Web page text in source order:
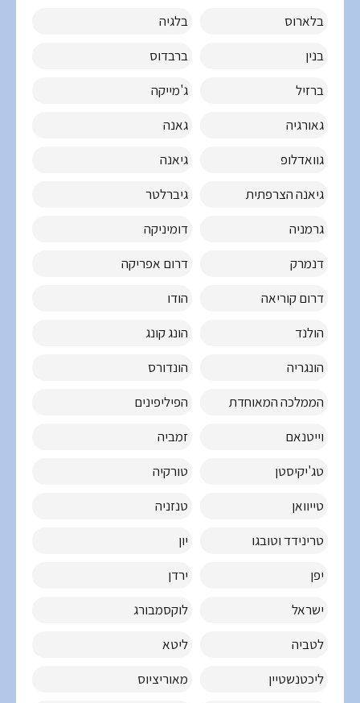
בלארוס
בלגיה
בנין
ברבדוס
ברזיל
ג'מייקה
גאורגיה
גאנה
גוואדלופ
גיאנה
גיאנה הצרפתית
גיברלטר
גרמניה
דומיניקה
דנמרק
דרום אפריקה
דרום קוריאה
הודו
הולנד
הונג קונג
הונגריה
הונדורס
הממלכה המאוחדת
הפיליפינים
וייטנאם
זמביה
טג'יקיסטן
טורקיה
טייוואן
טנזניה
טרינידד וטובגו
יון
יפן
ירדן
ישראל
לוקסמבורג
לטביה
ליטא
ליכטנשטיין
מאוריציוס